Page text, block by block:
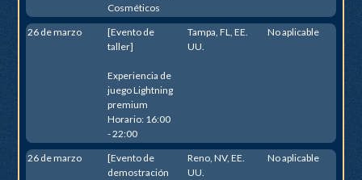
Cosméticos
26 de marzo
[Evento de
taller]
Experiencia de
juego Lightning
premium
Horario: 16:00
- 22:00
Tampa, FL, EE.
UU.
No aplicable
26 de marzo
[Evento de
demostración
Reno, NV, EE.
UU.
No aplicable